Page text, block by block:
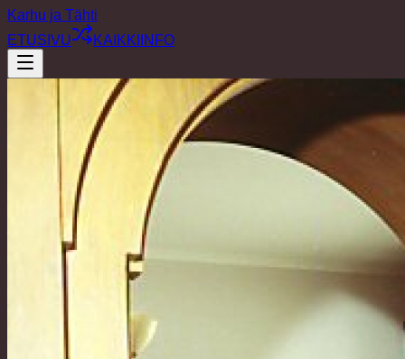
Karhu ja Tähti
ETUSIVU
KAIKKI INFO